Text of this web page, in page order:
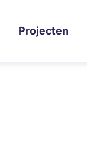
Projecten